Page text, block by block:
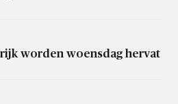
worden woensdag hervat